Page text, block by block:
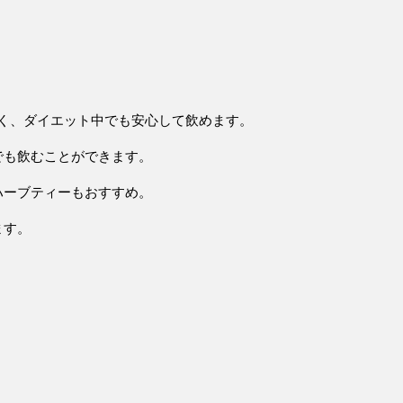
ダイエット中でも安心して飲めます。
飲むことができます。
ブティーもおすすめ。
。